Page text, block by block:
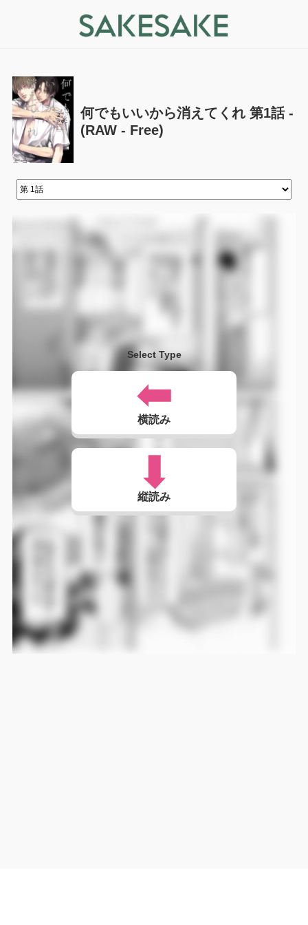
何でもいいから消えてくれ 第1話 -
(RAW - Free)
Select Type
横読み
縦読み